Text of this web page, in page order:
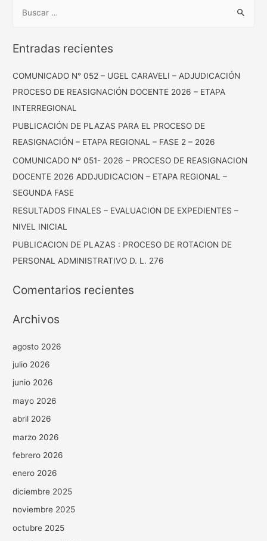
c
Entradas recientes
COMUNICADO N° 052 – UGEL CARAVELI – ADJUDICACIÓN
PROCESO DE REASIGNACIÓN DOCENTE 2026 – ETAPA
INTERREGIONAL
PUBLICACIÓN DE PLAZAS PARA EL PROCESO DE
REASIGNACIÓN – ETAPA REGIONAL – FASE 2 – 2026
COMUNICADO N° 051- 2026 – PROCESO DE REASIGNACION
DOCENTE 2026 ADDJUDICACION – ETAPA REGIONAL –
SEGUNDA FASE
RESULTADOS FINALES – EVALUACION DE EXPEDIENTES –
NIVEL INICIAL
PUBLICACION DE PLAZAS : PROCESO DE ROTACION DE
PERSONAL ADMINISTRATIVO D. L. 276
Comentarios recientes
Archivos
agosto 2026
julio 2026
junio 2026
mayo 2026
abril 2026
marzo 2026
febrero 2026
enero 2026
diciembre 2025
noviembre 2025
octubre 2025